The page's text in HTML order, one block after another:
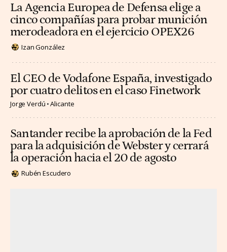
La Agencia Europea de Defensa elige a
cinco compañías para probar munición
merodeadora en el ejercicio OPEX26
Izan González
El CEO de Vodafone España, investigado
por cuatro delitos en el caso Finetwork
Jorge Verdú Alicante
Santander recibe la aprobación de la Fed
para la adquisición de Webster y cerrará
la operación hacia el 20 de agosto
Rubén Escudero